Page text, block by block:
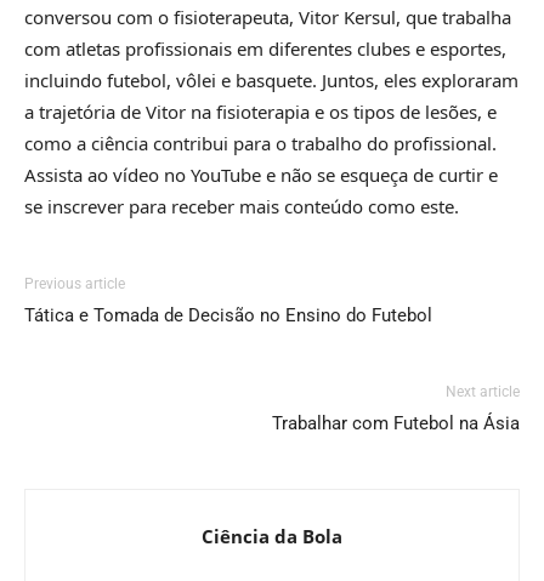
conversou com o fisioterapeuta, Vitor Kersul, que trabalha
com atletas profissionais em diferentes clubes e esportes,
incluindo futebol, vôlei e basquete. Juntos, eles exploraram
a trajetória de Vitor na fisioterapia e os tipos de lesões, e
como a ciência contribui para o trabalho do profissional.
Assista ao vídeo no YouTube e não se esqueça de curtir e
se inscrever para receber mais conteúdo como este.
Previous article
Tática e Tomada de Decisão no Ensino do Futebol
Next article
Trabalhar com Futebol na Ásia
Ciência da Bola